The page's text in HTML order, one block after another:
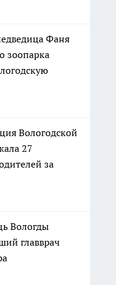
Фаня
зоопарка
Вологодской
27
за
Вологды
главврач